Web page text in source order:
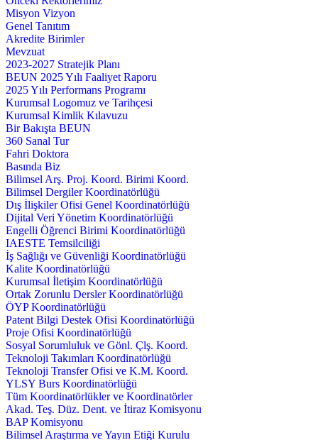
Misyon Vizyon
Genel Tanıtım
Akredite Birimler
Mevzuat
2023-2027 Stratejik Planı
BEUN 2025 Yılı Faaliyet Raporu
2025 Yılı Performans Programı
Kurumsal Logomuz ve Tarihçesi
Kurumsal Kimlik Kılavuzu
Bir Bakışta BEUN
360 Sanal Tur
Fahri Doktora
Basında Biz
Bilimsel Arş. Proj. Koord. Birimi Koord.
Bilimsel Dergiler Koordinatörlüğü
Dış İlişkiler Ofisi Genel Koordinatörlüğü
Dijital Veri Yönetim Koordinatörlüğü
Engelli Öğrenci Birimi Koordinatörlüğü
IAESTE Temsilciliği
İş Sağlığı ve Güvenliği Koordinatörlüğü
Kalite Koordinatörlüğü
Kurumsal İletişim Koordinatörlüğü
Ortak Zorunlu Dersler Koordinatörlüğü
ÖYP Koordinatörlüğü
Patent Bilgi Destek Ofisi Koordinatörlüğü
Proje Ofisi Koordinatörlüğü
Sosyal Sorumluluk ve Gönl. Çlş. Koord.
Teknoloji Takımları Koordinatörlüğü
Teknoloji Transfer Ofisi ve K.M. Koord.
YLSY Burs Koordinatörlüğü
Tüm Koordinatörlükler ve Koordinatörler
Akad. Teş. Düz. Dent. ve İtiraz Komisyonu
BAP Komisyonu
Bilimsel Araştırma ve Yayın Etiği Kurulu